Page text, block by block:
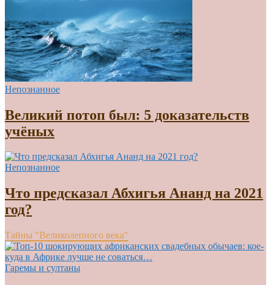
Непознанное
Великий потоп был: 5 доказательств
учёных
Непознанное
Что предсказал Абхигья Ананд на 2021
год?
Тайны "Великолепного века"
Гаремы и султаны